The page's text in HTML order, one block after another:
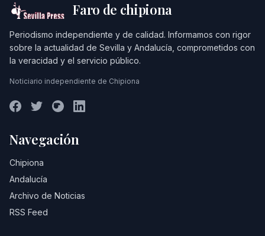
Faro de chipiona
Periodismo independiente y de calidad. Informamos con rigor
sobre la actualidad de Sevilla y Andalucía, comprometidos con
la veracidad y el servicio público.
Noticiario independiente de Chipiona
Navegación
Chipiona
Andalucía
Archivo de Noticias
RSS Feed